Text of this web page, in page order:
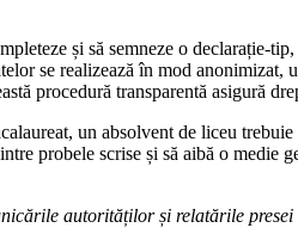
și să semneze o
se realizează în mod
procedură transparentă asigură
un absolvent de liceu
probele scrise și să aibă o medie
autorităților și relatările